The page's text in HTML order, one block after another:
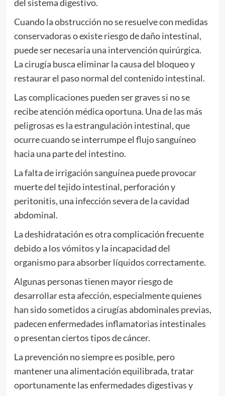
del sistema digestivo.
Cuando la obstrucción no se resuelve con medidas
conservadoras o existe riesgo de daño intestinal,
puede ser necesaria una intervención quirúrgica.
La cirugía busca eliminar la causa del bloqueo y
restaurar el paso normal del contenido intestinal.
Las complicaciones pueden ser graves si no se
recibe atención médica oportuna. Una de las más
peligrosas es la estrangulación intestinal, que
ocurre cuando se interrumpe el flujo sanguíneo
hacia una parte del intestino.
La falta de irrigación sanguínea puede provocar
muerte del tejido intestinal, perforación y
peritonitis, una infección severa de la cavidad
abdominal.
La deshidratación es otra complicación frecuente
debido a los vómitos y la incapacidad del
organismo para absorber líquidos correctamente.
Algunas personas tienen mayor riesgo de
desarrollar esta afección, especialmente quienes
han sido sometidos a cirugías abdominales previas,
padecen enfermedades inflamatorias intestinales
o presentan ciertos tipos de cáncer.
La prevención no siempre es posible, pero
mantener una alimentación equilibrada, tratar
oportunamente las enfermedades digestivas y